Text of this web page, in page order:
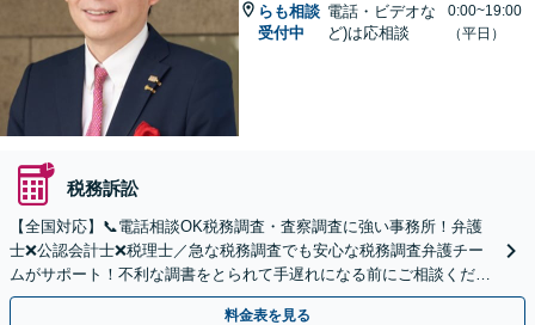
らも相談
受付中
電話・ビデオな
ど)は応相談
0:00~19:00
（平日）
税務訴訟
【全国対応】📞電話相談OK税務調査・査察調査に強い事務所！弁護
士❌公認会計士❌税理士／急な税務調査でも安心な税務調査弁護チー
ムがサポート！不利な調書をとられて手遅れになる前にご相談くださ
い。
料金表を見る